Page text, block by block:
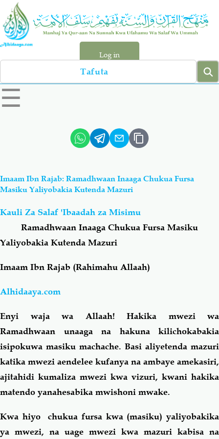
Skip
main
content
Log in
Search
left
sidebar
☰
Hadiyth
Aqiydah Manhaj
Shirki & Kufru Bid-'ah (Uzushi)
Salaf Wa Ummah
Fiqh-Ibaadah Duaa-Adhkaar
Akhlaaq-Aadaab Raqaaiq
Familia-Jamii Maswali-Majibu
Chemsha Bongo Vitabu
Mapishi
Imaam Ibn Rajab: Ramadhwaan Inaaga Chukua Fursa
Masiku Yaliyobakia Kutenda Mazuri
Kauli Za Salaf 'Ibaadah za Misimu
Ramadhwaan Inaaga Chukua Fursa Masiku
Yaliyobakia Kutenda Mazuri
Imaam Ibn Rajab (Rahimahu Allaah)
Alhidaaya.com
Enyi waja wa Allaah! Hakika mwezi wa
Ramadhwaan unaaga na hakuna kilichokabakia
isipokuwa masiku machache. Basi aliyetenda mazuri
katika mwezi aendelee kufanya na ambaye amekasiri,
ajitahidi kumaliza mwezi kwa vizuri, kwani hakika
matendo yanahesabika mwishoni mwake.
Kwa hiyo chukua fursa kwa (masiku) yaliyobakika
ya mwezi, na uage mwezi kwa mazuri kabisa na